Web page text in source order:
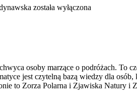
została wyłączona
osoby marzące o podróżach. To
jest czytelną bazą wiedzy dla
to Zorza Polarna i Zjawiska Natury i